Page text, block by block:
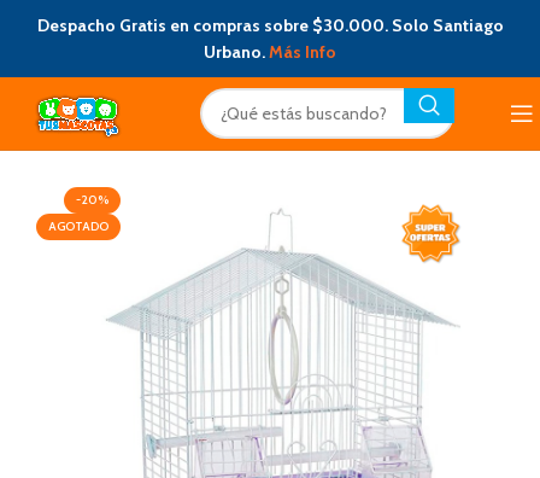
Despacho Gratis en compras sobre $30.000. Solo Santiago
Urbano.Más Info
-20%
AGOTADO